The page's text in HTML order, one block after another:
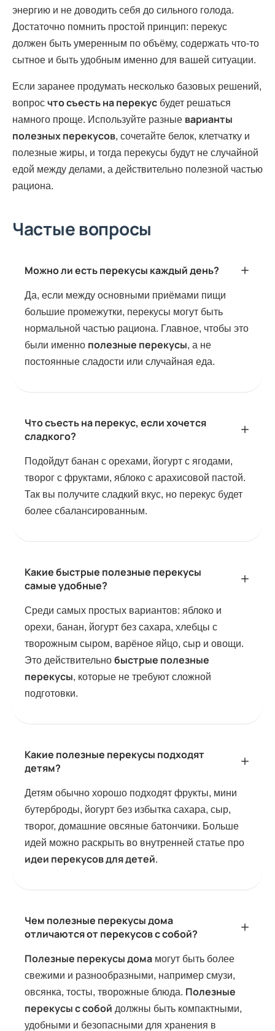
энергию и не доводить себя до сильного голода.
Достаточно помнить простой принцип: перекус
должен быть умеренным по объёму, содержать что-то
сытное и быть удобным именно для вашей ситуации.
Если заранее продумать несколько базовых решений,
вопрос что съесть на перекус будет решаться
намного проще. Используйте разные варианты
полезных перекусов, сочетайте белок, клетчатку и
полезные жиры, и тогда перекусы будут не случайной
едой между делами, а действительно полезной частью
рациона.
Частые вопросы
Можно ли есть перекусы каждый день?
Да, если между основными приёмами пищи
большие промежутки, перекусы могут быть
нормальной частью рациона. Главное, чтобы это
были именно полезные перекусы, а не
постоянные сладости или случайная еда.
Что съесть на перекус, если хочется
сладкого?
Подойдут банан с орехами, йогурт с ягодами,
творог с фруктами, яблоко с арахисовой пастой.
Так вы получите сладкий вкус, но перекус будет
более сбалансированным.
Какие быстрые полезные перекусы
самые удобные?
Среди самых простых вариантов: яблоко и
орехи, банан, йогурт без сахара, хлебцы с
творожным сыром, варёное яйцо, сыр и овощи.
Это действительно быстрые полезные
перекусы, которые не требуют сложной
подготовки.
Какие полезные перекусы подходят
детям?
Детям обычно хорошо подходят фрукты, мини
бутерброды, йогурт без избытка сахара, сыр,
творог, домашние овсяные батончики. Больше
идей можно раскрыть во внутренней статье про
идеи перекусов для детей.
Чем полезные перекусы дома
отличаются от перекусов с собой?
Полезные перекусы дома могут быть более
свежими и разнообразными, например смузи,
овсянка, тосты, творожные блюда. Полезные
перекусы с собой должны быть компактными,
удобными и безопасными для хранения в